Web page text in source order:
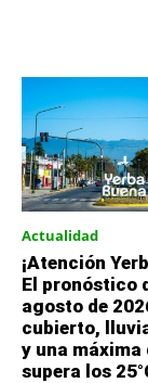
Actualidad
¡Atención
El pronóstico
agosto de
cubierto,
y una máxima
supera los